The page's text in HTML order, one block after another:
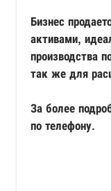
Бизнес
активами,
производства
так же для
За более
по телефону.